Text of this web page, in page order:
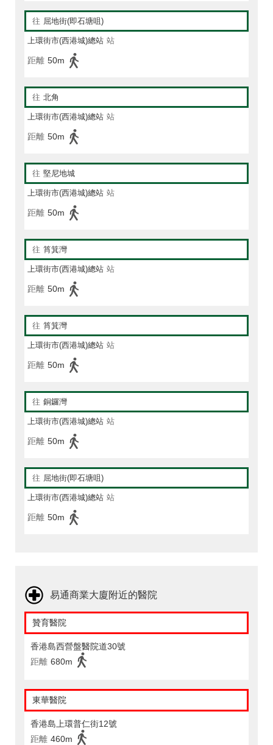
往 屈地街(即石塘咀)
上環街市(西港城)總站 站
距離 50m
往 北角
上環街市(西港城)總站 站
距離 50m
往 堅尼地城
上環街市(西港城)總站 站
距離 50m
往 筲箕灣
上環街市(西港城)總站 站
距離 50m
往 筲箕灣
上環街市(西港城)總站 站
距離 50m
往 銅鑼灣
上環街市(西港城)總站 站
距離 50m
往 屈地街(即石塘咀)
上環街市(西港城)總站 站
距離 50m
易通商業大廈附近的醫院
贊育醫院
香港島西營盤醫院道30號
距離 680m
東華醫院
香港島上環普仁街12號
距離 460m